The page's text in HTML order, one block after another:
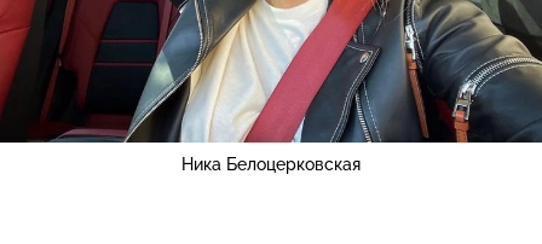
Ника Белоцерковская